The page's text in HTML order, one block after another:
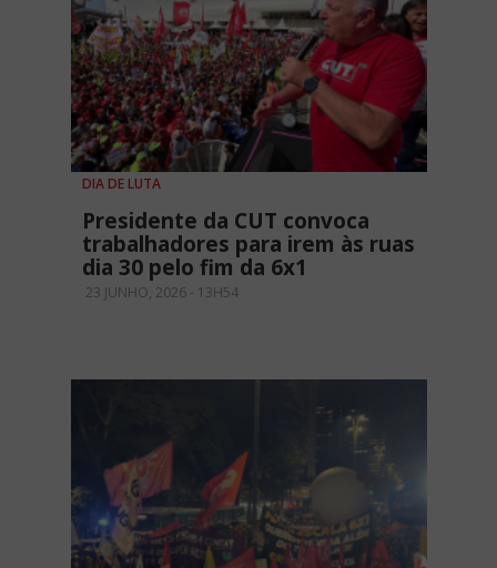
DIA DE LUTA
Presidente da CUT convoca
trabalhadores para irem às ruas
dia 30 pelo fim da 6x1
23 JUNHO, 2026 - 13H54